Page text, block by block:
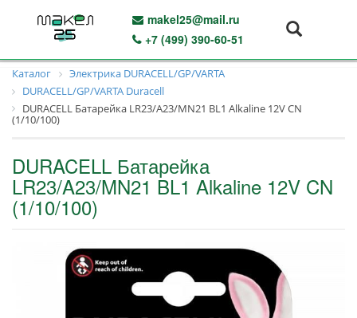
makel25@mail.ru
+7 (499) 390-60-51
Каталог
Электрика DURAСELL/GP/VARTA
DURAСELL/GP/VARTA Duracell
DURACELL Батарейка LR23/A23/MN21 BL1 Alkaline 12V CN
(1/10/100)
DURACELL Батарейка
LR23/A23/MN21 BL1 Alkaline 12V CN
(1/10/100)